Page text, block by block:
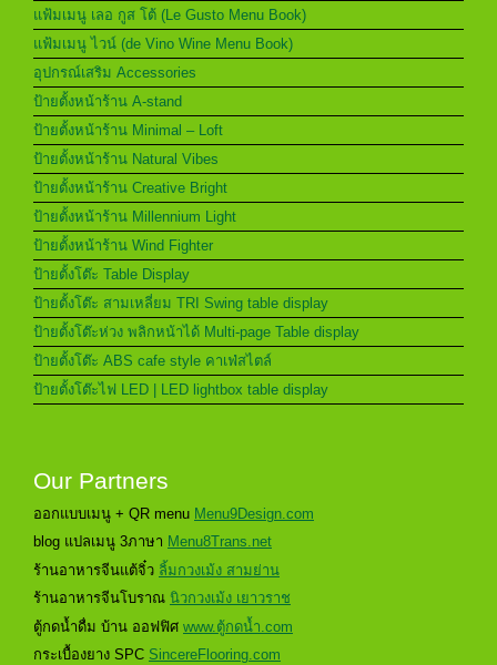
แฟ้มเมนู เลอ กูส โต้ (Le Gusto Menu Book)
แฟ้มเมนู ไวน์ (de Vino Wine Menu Book)
อุปกรณ์เสริม Accessories
ป้ายตั้งหน้าร้าน A-stand
ป้ายตั้งหน้าร้าน Minimal – Loft
ป้ายตั้งหน้าร้าน Natural Vibes
ป้ายตั้งหน้าร้าน Creative Bright
ป้ายตั้งหน้าร้าน Millennium Light
ป้ายตั้งหน้าร้าน Wind Fighter
ป้ายตั้งโต๊ะ Table Display
ป้ายตั้งโต๊ะ สามเหลี่ยม TRI Swing table display
ป้ายตั้งโต๊ะห่วง พลิกหน้าได้ Multi-page Table display
ป้ายตั้งโต๊ะ ABS cafe style คาเฟ่สไตล์
ป้ายตั้งโต๊ะไฟ LED | LED lightbox table display
Our Partners
ออกแบบเมนู + QR menu Menu9Design.com
blog แปลเมนู 3ภาษา Menu8Trans.net
ร้านอาหารจีนแต้จิ๋ว ลิ้มกวงเม้ง สามย่าน
ร้านอาหารจีนโบราณ นิวกวงเม้ง เยาวราช
ตู้กดน้ำดื่ม บ้าน ออฟฟิศ www.ตู้กดน้ำ.com
กระเบื้องยาง SPC SincereFlooring.com